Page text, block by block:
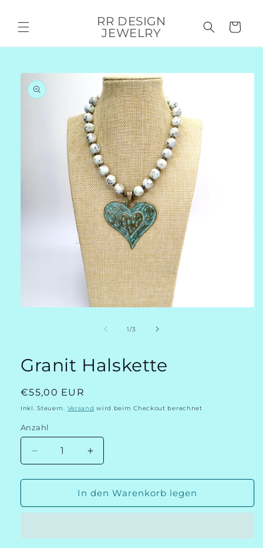
Inhalt
RR DESIGN
JEWELRY
Warenkorb
1/von
3
Granit Halskette
Normaler
Preis
€55,00 EUR
Inkl. Steuern. Versand wird beim Checkout berechnet
Anzahl
Verringere
die
Menge
Granit
Erhöhe
die
Menge
für
Granit
In den Warenkorb legen